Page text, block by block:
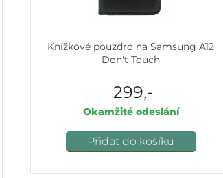
Knížkové pouzdro na Samsung A12
Don't Touch
299,-
Okamžité odeslání
Přidat do košíku